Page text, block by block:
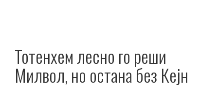
Тотенхем лесно го реши
Милвол, но остана без Кејн